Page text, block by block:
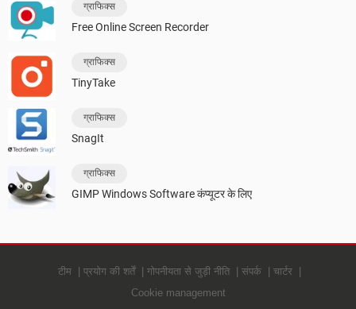
ग्राफिक्स
Free Online Screen Recorder
ग्राफिक्स
TinyTake
ग्राफिक्स
SnagIt
ग्राफिक्स
GIMP Windows Software कंप्यूटर के लिए
टीम प्रयोग की शर्तें गोपनीयता से जुड़ी नीति संपर्क
चार्टर
Cookie management